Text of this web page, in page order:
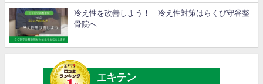
冷え性を改善しよう！｜冷え性対策はらくび守谷整
骨院へ